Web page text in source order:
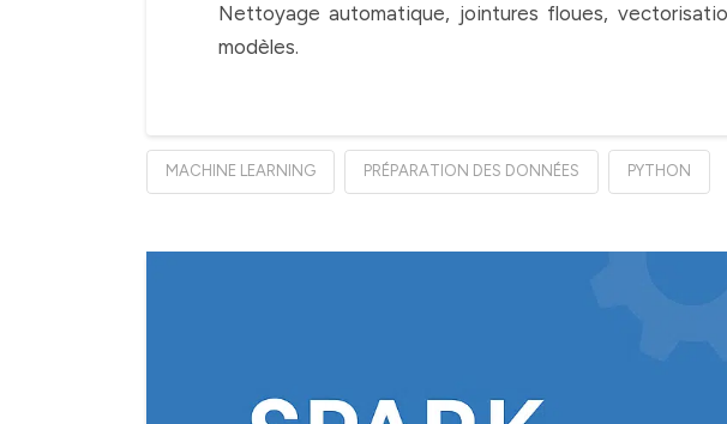
Nettoyage automatique, jointures floues,
modèles.
MACHINE LEARNING PRÉPARATION DES DONNÉES PYTHON